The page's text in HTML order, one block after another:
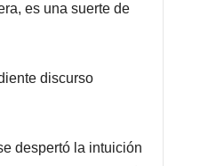
es una suerte de
discurso
despertó la intuición